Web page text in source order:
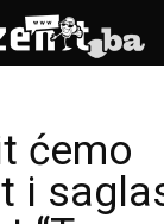
ćemo
i